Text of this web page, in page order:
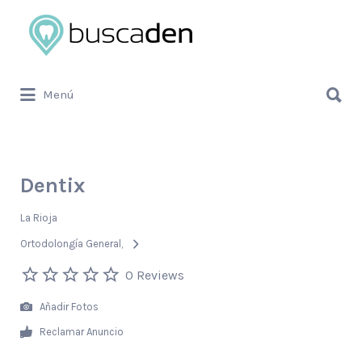
Buscar
por:
Menú
por:
Dentix
La Rioja
Ortodolongía General
0 Reviews
Añadir Fotos
Reclamar Anuncio